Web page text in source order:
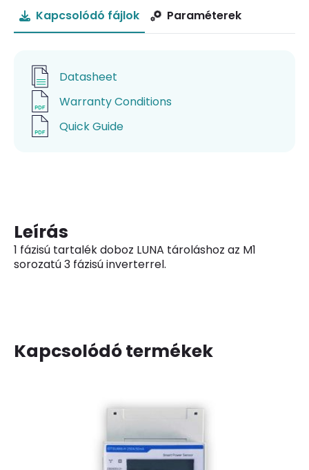
Kapcsolódó fájlok Paraméterek
Datasheet
Warranty Conditions
Quick Guide
Leírás
1 fázisú tartalék doboz LUNA tároláshoz az M1
sorozatú 3 fázisú inverterrel.
Kapcsolódó termékek